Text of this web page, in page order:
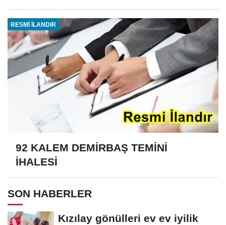
RESMİ İLANDIR
92 KALEM DEMİRBAŞ TEMİNİ
İHALESİ
SON HABERLER
Kızılay gönülleri ev ev iyilik